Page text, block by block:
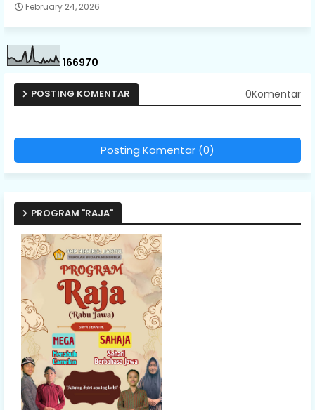
February 24, 2026
166970
POSTING KOMENTAR 0Komentar
Posting Komentar (0)
PROGRAM "RAJA"